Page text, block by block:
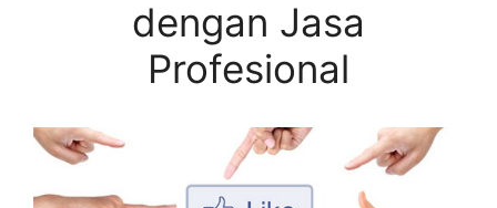
dengan Jasa
Profesional